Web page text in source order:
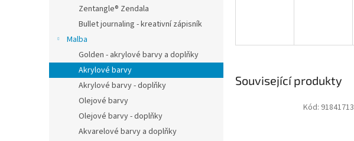
Zentangle® Zendala
Bullet journaling - kreativní zápisník
Malba
Golden - akrylové barvy a doplňky
Akrylové barvy
Akrylové barvy - doplňky
Olejové barvy
Olejové barvy - doplňky
Akvarelové barvy a doplňky
Související produkty
Kód: 91841713